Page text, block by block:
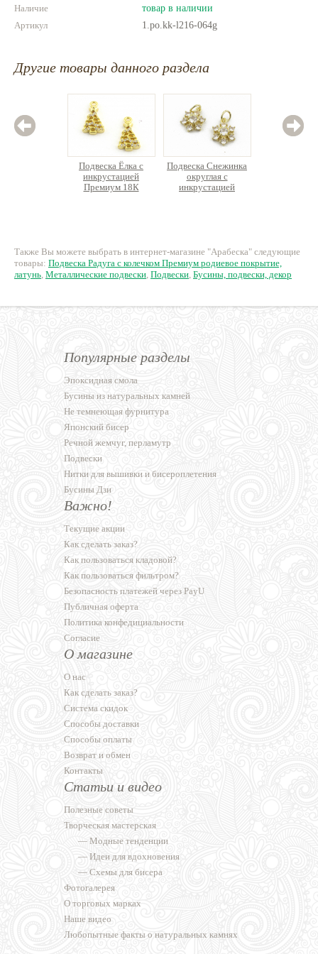
Наличие
товар в наличии
Артикул
1.po.kk-l216-064g
Другие товары данного раздела
Подвеска Ёлка с
инкрустацией
Премиум 18К
Подвеска Снежинка
округлая с
инкрустацией
Также Вы можете выбрать в интернет-магазине "Арабеска" следующие
товары: Подвеска Радуга с колечком Премиум родиевое покрытие,
латунь, Металлические подвески, Подвески, Бусины, подвески, декор
Популярные разделы
Эпоксидная смола
Бусины из натуральных камней
Не темнеющая фурнитура
Японский бисер
Речной жемчуг, перламутр
Подвески
Нитки для вышивки и бисероплетения
Бусины Дзи
Важно!
Текущие акции
Как сделать заказ?
Как пользоваться кладовой?
Как пользоваться фильтром?
Безопасность платежей через PayU
Публичная оферта
Политика конфедициальности
Согласие
О магазине
О нас
Как сделать заказ?
Система скидок
Способы доставки
Способы оплаты
Возврат и обмен
Контакты
Статьи и видео
Полезные советы
Творческая мастерская
— Модные тенденции
— Идеи для вдохновения
— Схемы для бисера
Фотогалерея
О торговых марках
Наше видео
Любопытные факты о натуральных камнях